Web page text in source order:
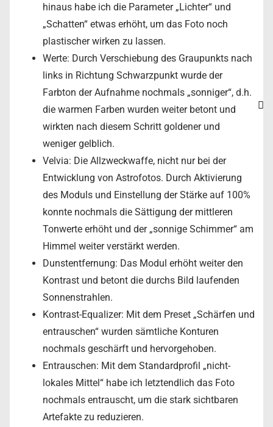
hinaus habe ich die Parameter „Lichter“ und
„Schatten“ etwas erhöht, um das Foto noch
plastischer wirken zu lassen.
Werte: Durch Verschiebung des Graupunkts nach
links in Richtung Schwarzpunkt wurde der
Farbton der Aufnahme nochmals „sonniger“, d.h.
die warmen Farben wurden weiter betont und
wirkten nach diesem Schritt goldener und
weniger gelblich.
Velvia: Die Allzweckwaffe, nicht nur bei der
Entwicklung von Astrofotos. Durch Aktivierung
des Moduls und Einstellung der Stärke auf 100%
konnte nochmals die Sättigung der mittleren
Tonwerte erhöht und der „sonnige Schimmer“ am
Himmel weiter verstärkt werden.
Dunstentfernung: Das Modul erhöht weiter den
Kontrast und betont die durchs Bild laufenden
Sonnenstrahlen.
Kontrast-Equalizer: Mit dem Preset „Schärfen und
entrauschen“ wurden sämtliche Konturen
nochmals geschärft und hervorgehoben.
Entrauschen: Mit dem Standardprofil „nicht-
lokales Mittel“ habe ich letztendlich das Foto
nochmals entrauscht, um die stark sichtbaren
Artefakte zu reduzieren.